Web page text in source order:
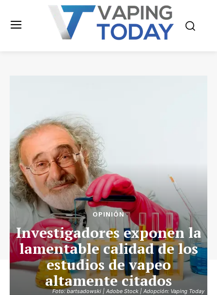
Foto: bartsadowski | Adobe Stock | Adopción: Vaping Today
OPINIÓN
Investigadores exponen la
lamentable calidad de los
estudios de vapeo
altamente citados